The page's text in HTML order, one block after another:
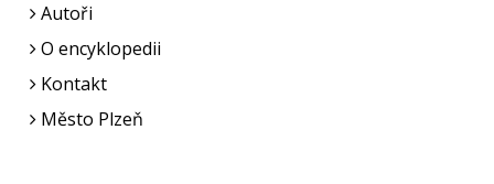
Autoři
O encyklopedii
Kontakt
Město Plzeň